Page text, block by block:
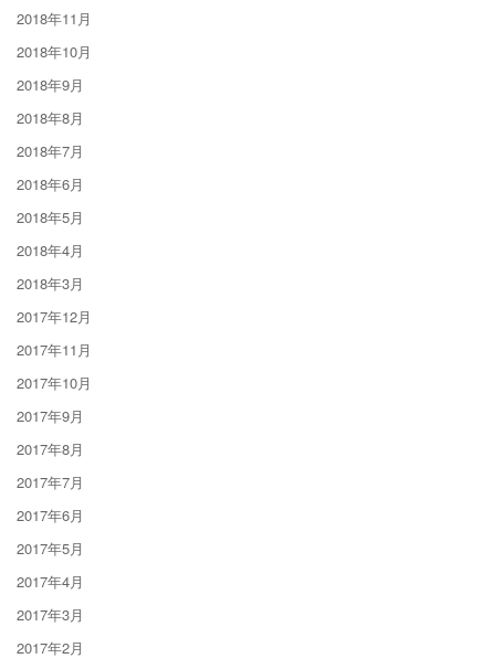
2018年11月
2018年10月
2018年9月
2018年8月
2018年7月
2018年6月
2018年5月
2018年4月
2018年3月
2017年12月
2017年11月
2017年10月
2017年9月
2017年8月
2017年7月
2017年6月
2017年5月
2017年4月
2017年3月
2017年2月